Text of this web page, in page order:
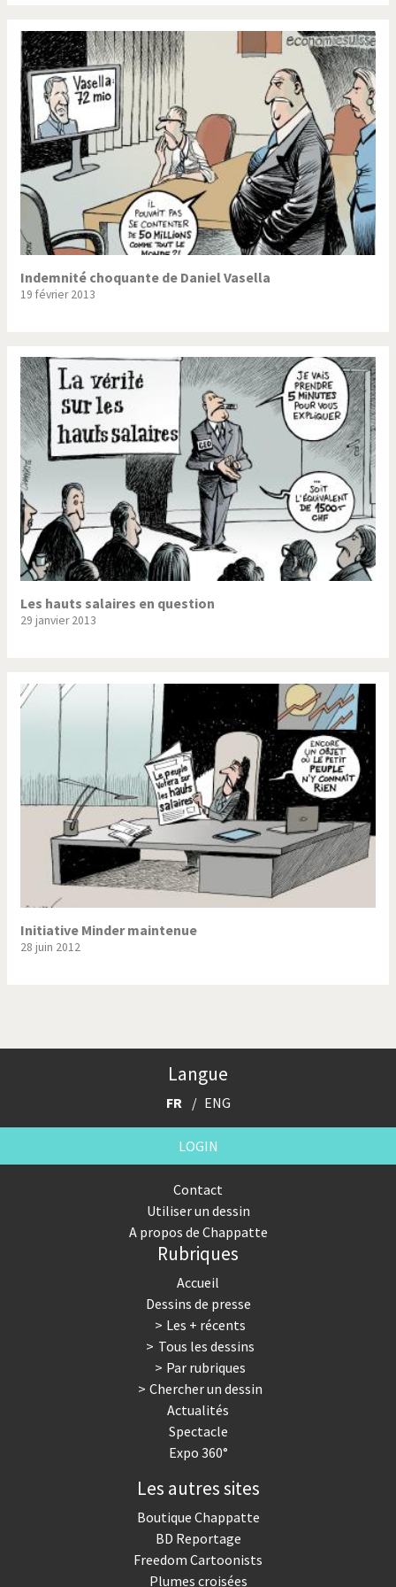
Souvenir de Fukushima Terrorisme
Trump II Un monde de foot
Vous avez dit "Islam"?
Indemnité choquante de Daniel Vasella
19 février 2013
Les hauts salaires en question
29 janvier 2013
Initiative Minder maintenue
28 juin 2012
Langue
FR ENG
LOGIN
Contact
Utiliser un dessin
A propos de Chappatte
Rubriques
Accueil
Dessins de presse
Les + récents
Tous les dessins
Par rubriques
Chercher un dessin
Actualités
Spectacle
Expo 360°
Les autres sites
Boutique Chappatte
BD Reportage
Freedom Cartoonists
Plumes croisées